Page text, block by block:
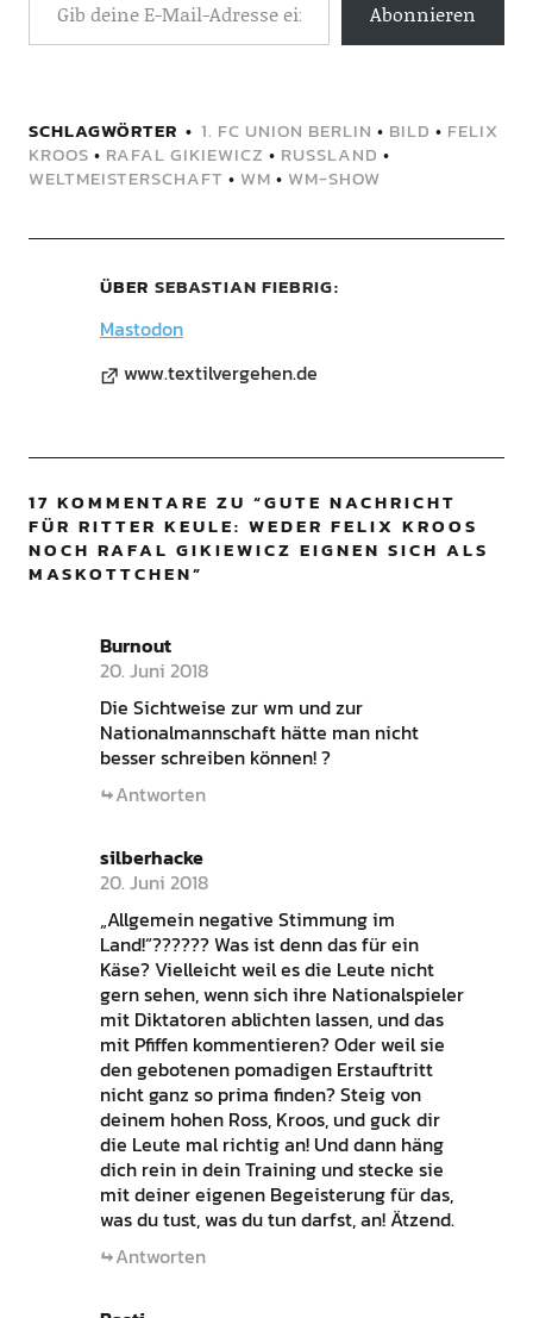
Abonnieren
SCHLAGWÖRTER 1. FC UNION BERLIN • BILD • FELIX
KROOS • RAFAL GIKIEWICZ • RUSSLAND •
WELTMEISTERSCHAFT • WM • WM-SHOW
ÜBER SEBASTIAN FIEBRIG
Mastodon
www.textilvergehen.de
17 KOMMENTARE ZU “GUTE NACHRICHT
FÜR RITTER KEULE: WEDER FELIX KROOS
NOCH RAFAL GIKIEWICZ EIGNEN SICH ALS
MASKOTTCHEN”
Burnout
20. Juni 2018
Die Sichtweise zur wm und zur
Nationalmannschaft hätte man nicht
besser schreiben können! ?
Antworten
silberhacke
20. Juni 2018
„Allgemein negative Stimmung im
Land!“?????? Was ist denn das für ein
Käse? Vielleicht weil es die Leute nicht
gern sehen, wenn sich ihre Nationalspieler
mit Diktatoren ablichten lassen, und das
mit Pfiffen kommentieren? Oder weil sie
den gebotenen pomadigen Erstauftritt
nicht ganz so prima finden? Steig von
deinem hohen Ross, Kroos, und guck dir
die Leute mal richtig an! Und dann häng
dich rein in dein Training und stecke sie
mit deiner eigenen Begeisterung für das,
was du tust, was du tun darfst, an! Ätzend.
Antworten